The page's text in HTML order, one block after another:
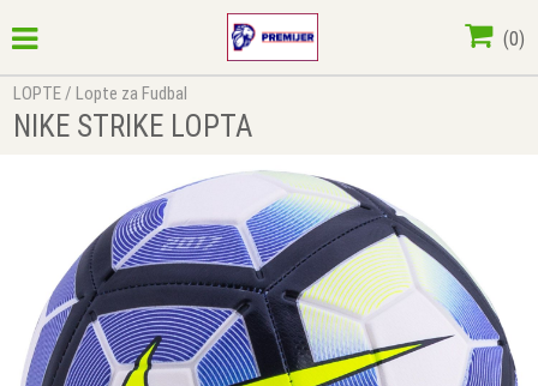
(0)
LOPTE/Lopte za Fudbal
NIKE STRIKE LOPTA